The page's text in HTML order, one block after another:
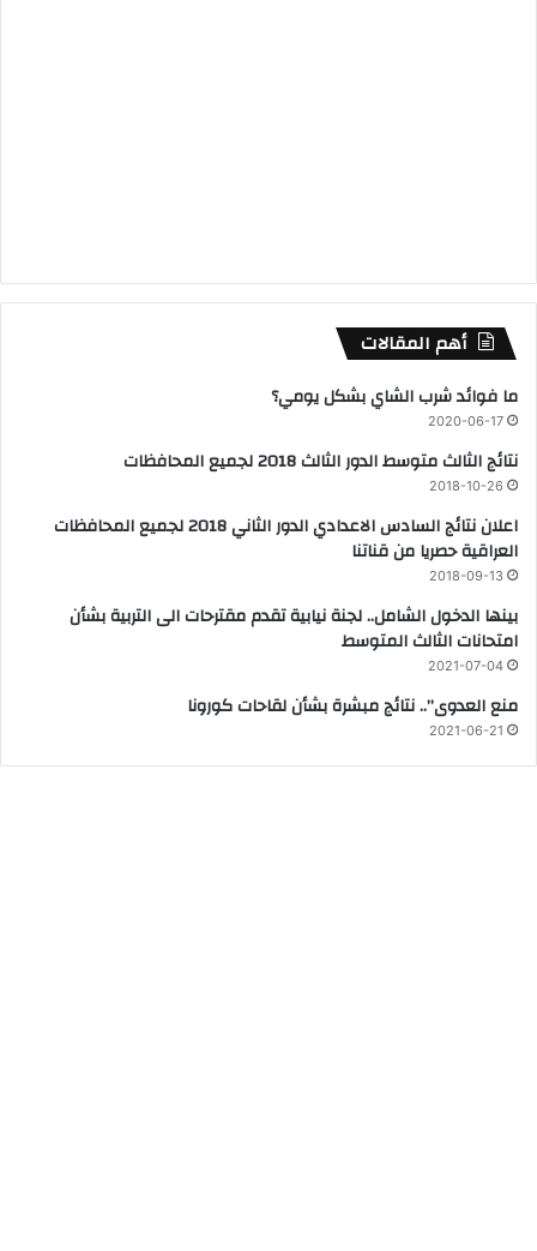
أهم المقالات
ما فوائد شرب الشاي بشكل يومي؟
2020-06-17
نتائج الثالث متوسط الدور الثالث 2018 لجميع المحافظات
2018-10-26
اعلان نتائج السادس الاعدادي الدور الثاني 2018 لجميع المحافظات
العراقية حصريا من قناتنا
2018-09-13
بينها الدخول الشامل.. لجنة نيابية تقدم مقترحات الى التربية بشأن
امتحانات الثالث المتوسط
2021-07-04
منع العدوى”.. نتائج مبشرة بشأن لقاحات كورونا
2021-06-21